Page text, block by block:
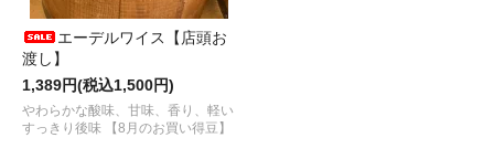
エーデルワイス【店頭お
渡し】
1,389円(税込1,500円)
やわらかな酸味、甘味、香り、軽い
すっきり後味 【8月のお買い得豆】